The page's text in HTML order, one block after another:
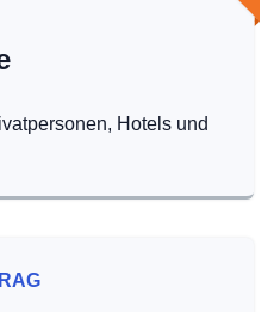
Hotels und